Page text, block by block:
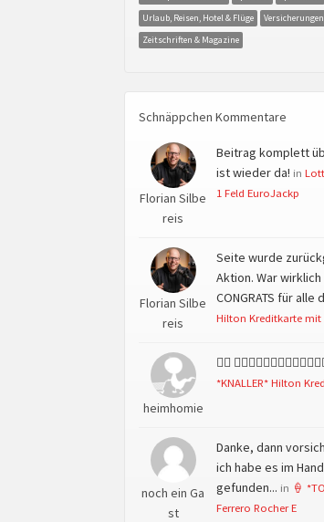
Urlaub, Reisen, Hotel & Flüge
Versicherungen
Zeitschriften & Magazine
Schnäppchen Kommentare
Florian Silbe
reis
Beitrag komplett
ist wieder da! in
1 Feld EuroJackp
Florian Silbe
reis
Seite wurde
Aktion. War
CONGRATS für alle
Hilton Kreditkarte mit
heimhomie
👍🏻
*KNALLER* Hilton
noch ein Ga
st
Danke, dann
ich habe es im
gefunden... in 🍦
Ferrero Rocher E